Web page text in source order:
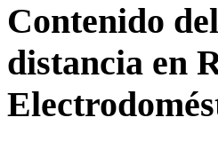
Contenido
distancia en